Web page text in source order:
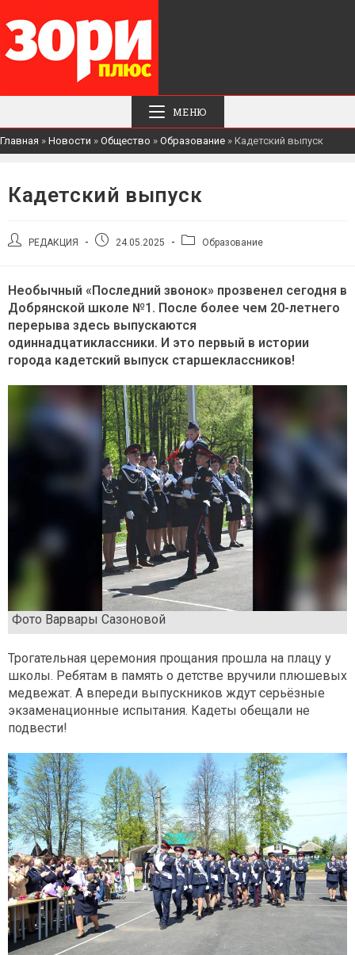
МЕНЮ
Главная » Новости » Общество » Образование » Кадетский выпуск
Кадетский выпуск
АвторРЕДАКЦИЯ
Запись24.05.2025
РубрикаОбразование
Необычный «Последний звонок» прозвенел сегодня в
Добрянской школе №1. После более чем 20-летнего
перерыва здесь выпускаются
одиннадцатиклассники. И это первый в истории
города кадетский выпуск старшеклассников!
Фото Варвары Сазоновой
Трогательная церемония прощания прошла на плацу у
школы. Ребятам в память о детстве вручили плюшевых
медвежат. А впереди выпускников ждут серьёзные
экзаменационные испытания. Кадеты обещали не
подвести!